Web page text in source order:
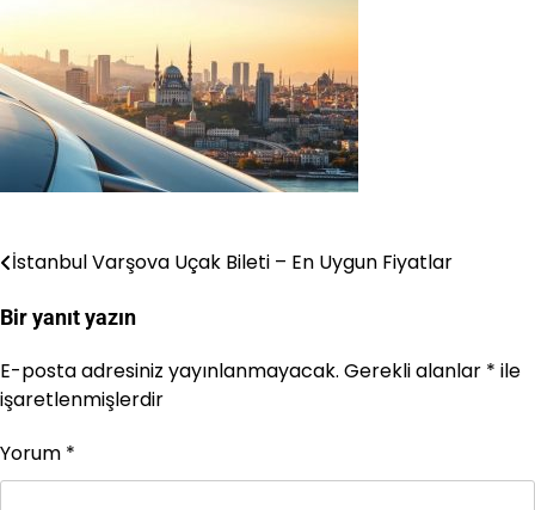
Yazı
gezinmesi
İstanbul Varşova Uçak Bileti – En Uygun Fiyatlar
Bir yanıt yazın
E-posta adresiniz yayınlanmayacak. Gerekli alanlar * ile
işaretlenmişlerdir
Yorum *